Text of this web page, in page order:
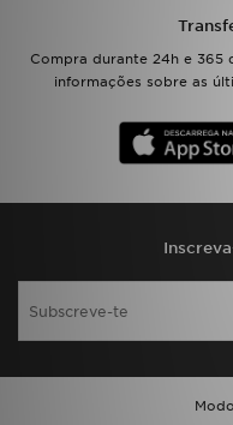
Compra durante 24h e 365
informações sobre as
FAZ DOWNLOAD DA
TRABALHA